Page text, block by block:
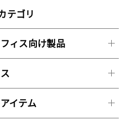
テゴリ
ィス向け製品
イテム